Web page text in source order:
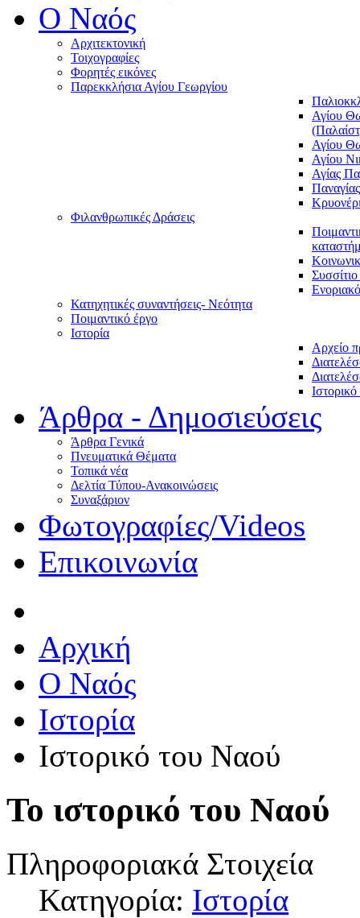
O Ναός
Αρχιτεκτονική
Τοιχογραφίες
Φορητές εικόνες
Παρεκκλήσια Αγίου Γεωργίου
Αγίου
Αγίου
Αγίου
Αγίας
Φιλανθρωπικές Δράσεις
Κατηχητικές συναντήσεις- Νεότητα
Ποιμαντικό έργο
Ιστορία
Αρχείο
Άρθρα - Δημοσιεύσεις
Άρθρα Γενικά
Πνευματικά Θέματα
Τοπικά νέα
Δελτία Τύπου-Ανακοινώσεις
Συναξάριον
Φωτογραφίες/Videos
Επικοινωνία
Αρχική
O Ναός
Ιστορία
Ιστορικό του Ναού
Το ιστορικό του Ναού
Πληροφοριακά Στοιχεία
Κατηγορία: Ιστορία